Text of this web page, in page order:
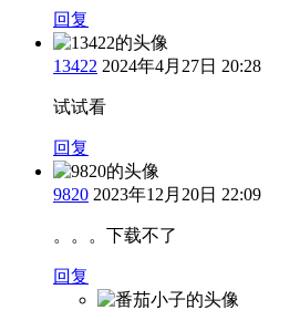
回复
13422 2024年4月27日 20:28
试试看
回复
9820 2023年12月20日 22:09
。。。下载不了
回复